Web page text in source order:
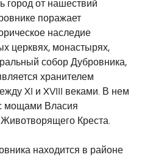
город от нашествий
поражает
наследие
церквях, монастырях,
собор Дубровника,
хранителем
XI и XVIII веками. В нем
мощами Власия
Креста.
находится в районе